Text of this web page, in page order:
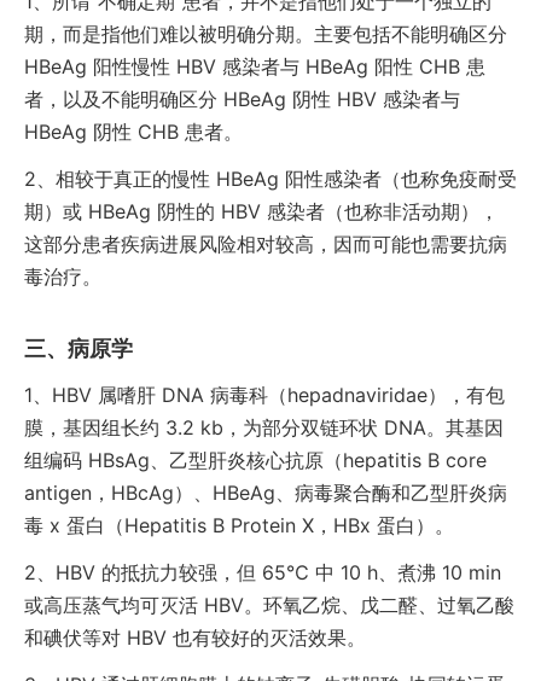
期，而是指他们难以被明确分期。主要包括不能明确区分
HBeAg 阳性慢性 HBV 感染者与 HBeAg 阳性 CHB 患
者，以及不能明确区分 HBeAg 阴性 HBV 感染者与
HBeAg 阴性 CHB 患者。
2、 相较于真正的慢性 HBeAg 阳性感染者（也称免疫耐受
期）或 HBeAg 阴性的 HBV 感染者（也称非活动期），
这部分患者疾病进展风险相对较高，因而可能也需要抗病
毒治疗。
病原学
1、 HBV 属嗜肝 DNA 病毒科（hepadnaviridae），有包
膜，基因组长约 3.2 kb，为部分双链环状 DNA。其基因
组编码 HBsAg、乙型肝炎核心抗原（hepatitis B core
antigen，HBcAg）、HBeAg、病毒聚合酶和乙型肝炎病
毒 x 蛋白（Hepatitis B Protein X，HBx 蛋白）。
2、 HBV 的抵抗力较强，但 65℃ 中 10 h、煮沸 10 min
或高压蒸气均可灭活 HBV。环氧乙烷、戊二醛、过氧乙酸
和碘伏等对 HBV 也有较好的灭活效果。